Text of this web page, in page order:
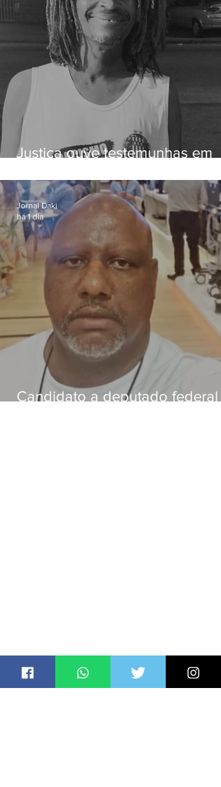
Justiça ouve testemunhas em
dívida de R$ 25
Candidato a deputado federal
Jornal Daki
há 1 dia